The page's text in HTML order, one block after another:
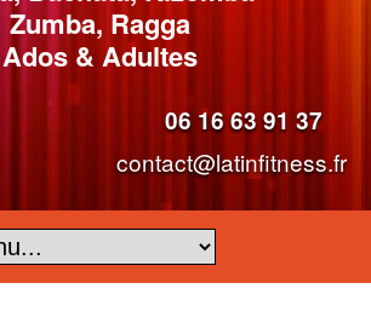
Zumba, Ragga
Ados & Adultes
06 16 63 91 37
contact@latinfitness.fr